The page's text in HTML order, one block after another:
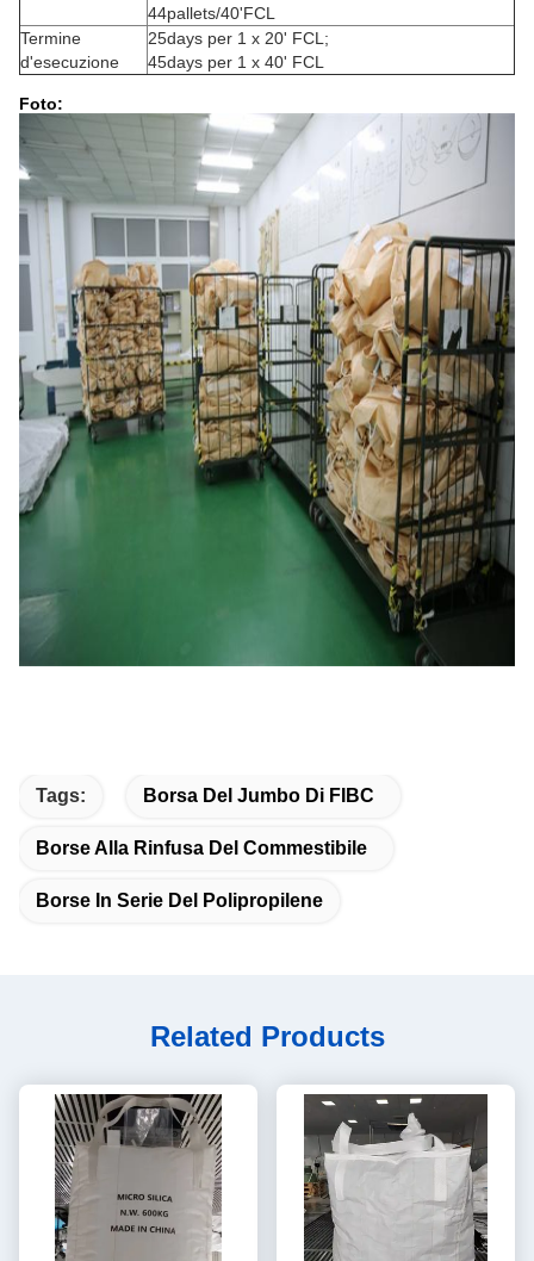
44pallets/40'FCL
Termine
d'esecuzione
25days per 1 x 20' FCL;
45days per 1 x 40' FCL
Foto:
Tags: Borsa Del Jumbo Di FIBC
Borse Alla Rinfusa Del Commestibile
Borse In Serie Del Polipropilene
Related Products